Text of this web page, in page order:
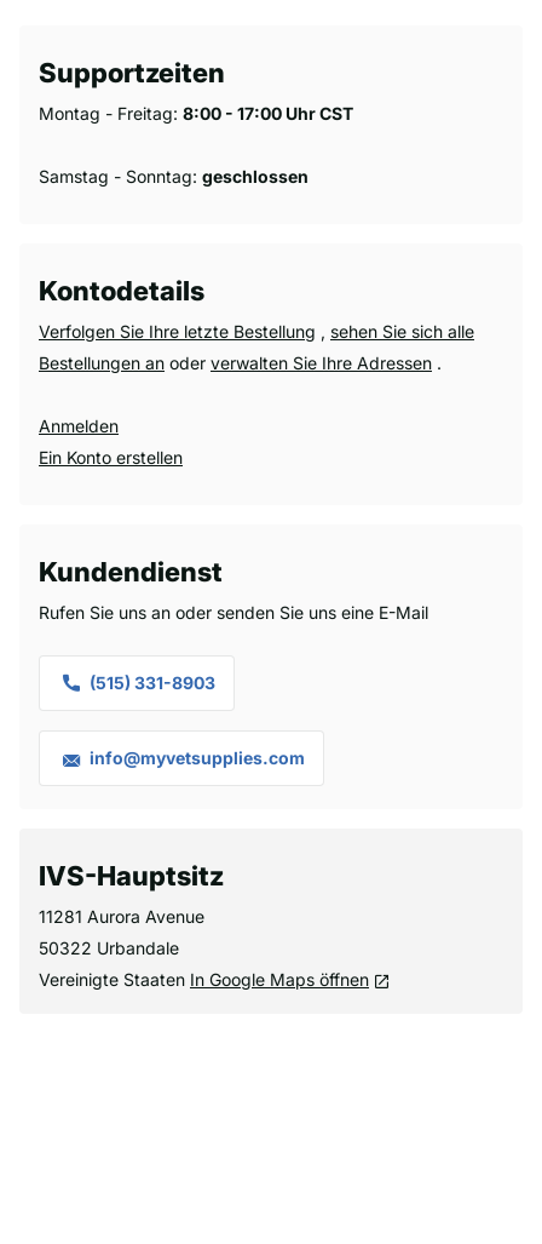
Supportzeiten
Montag - Freitag: 8:00 - 17:00 Uhr CST
Samstag - Sonntag: geschlossen
Kontodetails
Verfolgen Sie Ihre letzte Bestellung , sehen Sie sich alle
Bestellungen an oder verwalten Sie Ihre Adressen .
Anmelden
Ein Konto erstellen
Kundendienst
Rufen Sie uns an oder senden Sie uns eine E-Mail
(515) 331-8903
info@myvetsupplies.com
IVS-Hauptsitz
11281 Aurora Avenue
50322 Urbandale
Vereinigte Staaten In Google Maps öffnen